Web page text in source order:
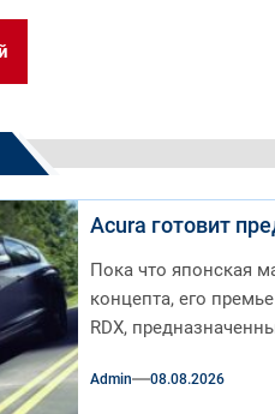
Acura готовит
Пока что японская
концепта, его
RDX,
Admin 08.08.2026